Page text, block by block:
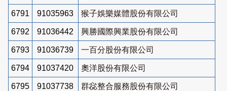
6791 91035963 猴子娛樂媒體股份有限公司
6792 91036442 興勝國際興業股份有限公司
6793 91036739 一百分股份有限公司
6794 91037420 奧洋股份有限公司
6795 91037738 群惢整合服務股份有限公司